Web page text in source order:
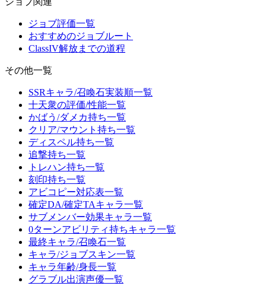
ジョブ評価一覧
おすすめのジョブルート
ClassIV解放までの道程
その他一覧
SSRキャラ/召喚石実装順一覧
十天衆の評価/性能一覧
かばう/ダメカ持ち一覧
クリア/マウント持ち一覧
ディスペル持ち一覧
追撃持ち一覧
トレハン持ち一覧
刻印持ち一覧
アビコピー対応表一覧
確定DA/確定TAキャラ一覧
サブメンバー効果キャラ一覧
0ターンアビリティ持ちキャラ一覧
最終キャラ/召喚石一覧
キャラ/ジョブスキン一覧
キャラ年齢/身長一覧
グラブル出演声優一覧